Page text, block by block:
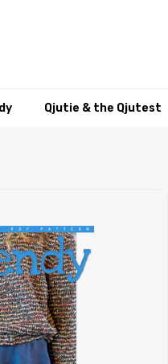
Qjutie & the Qjutest